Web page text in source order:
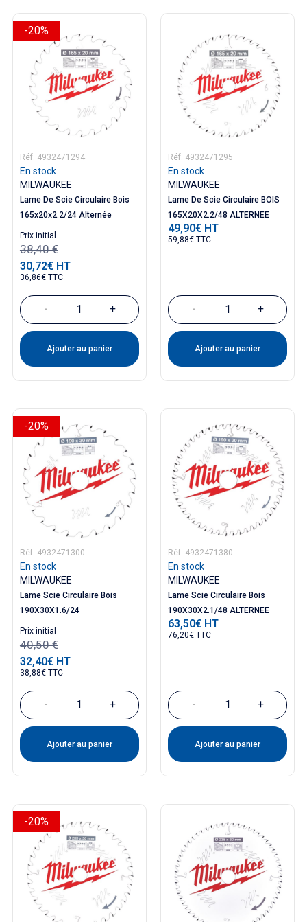
Réf. 4932471294
En stock
MILWAUKEE
Lame De Scie Circulaire Bois
165x20x2.2/24 Alternée
Prix
30,72€ HT
36,86€ TTC
Prix ​​initial
38,40 €
- +
Ajouter au panier
-20%
Réf. 4932471295
En stock
MILWAUKEE
Lame De Scie Circulaire BOIS
165X20X2.2/48 ALTERNEE
Prix
49,90€ HT
59,88€ TTC
- +
Ajouter au panier
Réf. 4932471300
En stock
MILWAUKEE
Lame Scie Circulaire Bois
190X30X1.6/24
Prix
32,40€ HT
38,88€ TTC
Prix ​​initial
40,50 €
- +
Ajouter au panier
-20%
Réf. 4932471380
En stock
MILWAUKEE
Lame Scie Circulaire Bois
190X30X2.1/48 ALTERNEE
Prix
63,50€ HT
76,20€ TTC
- +
Ajouter au panier
-20%